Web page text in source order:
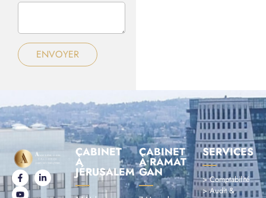
ENVOYER
CABINET
À
JÉRUSALEM
CABINET
À RAMAT
GAN
SERVICES
> Comptabilité
> Audit &